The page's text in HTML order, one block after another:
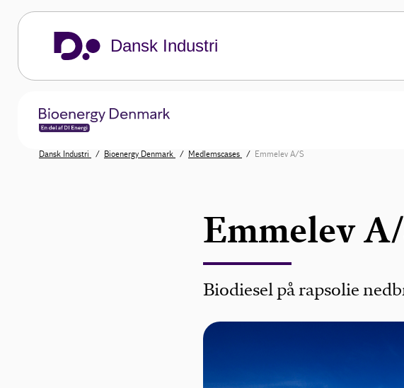
Dansk Industri
Dansk Industri Bioenergy Denmark Medlemscases Emmelev A/S
Emmelev
Biodiesel på rapsolie